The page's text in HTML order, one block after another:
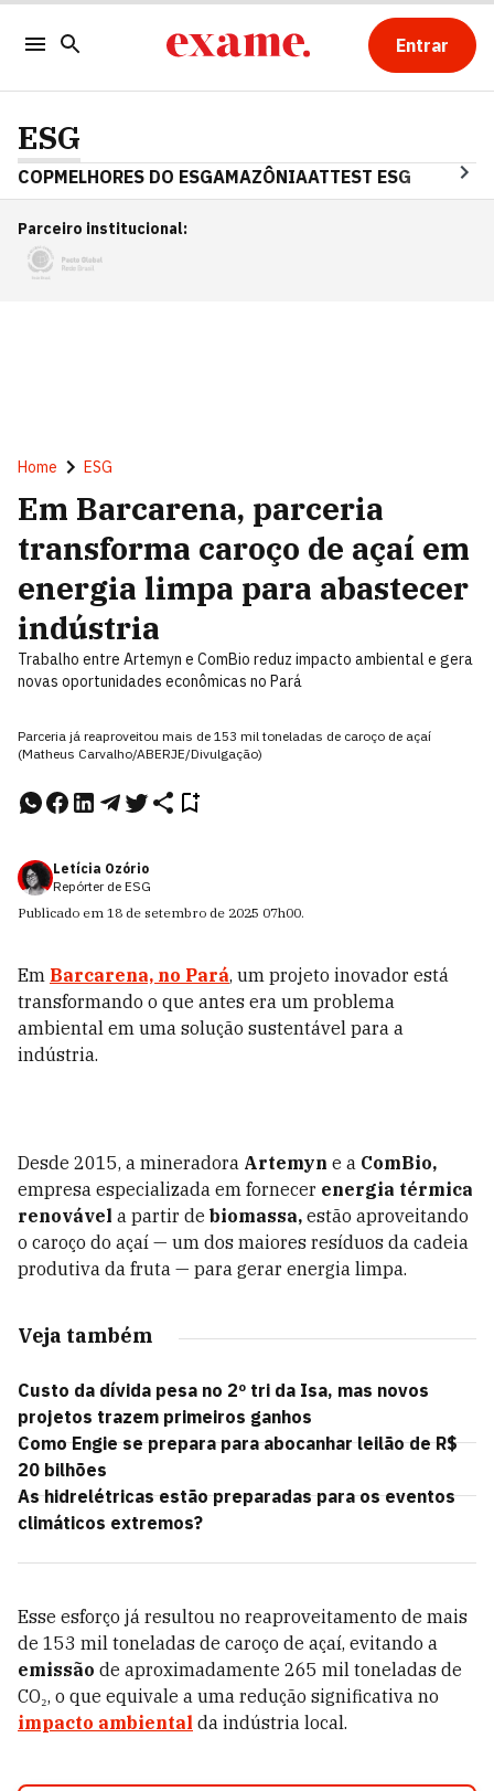
Entrar
ESG
COPMELHORES DO ESGAMAZÔNIAATTEST ESG
Parceiro institucional:
Home ESG
Em Barcarena, parceria
transforma caroço de açaí em
energia limpa para abastecer
indústria
Trabalho entre Artemyn e ComBio reduz impacto ambiental e gera
novas oportunidades econômicas no Pará
Parceria já reaproveitou mais de 153 mil toneladas de caroço de açaí
(Matheus Carvalho/ABERJE/Divulgação)
Letícia Ozório
Repórter de ESG
Publicado em 18 de setembro de 2025 07h00.
Em Barcarena, no Pará, um projeto inovador está
transformando o que antes era um problema
ambiental em uma solução sustentável para a
indústria.
Desde 2015, a mineradora Artemyn e a ComBio,
empresa especializada em fornecer energia térmica
renovável a partir de biomassa, estão aproveitando
o caroço do açaí — um dos maiores resíduos da cadeia
produtiva da fruta — para gerar energia limpa.
Veja também
Custo da dívida pesa no 2º tri da Isa, mas novos
projetos trazem primeiros ganhos
Como Engie se prepara para abocanhar leilão de R$
20 bilhões
As hidrelétricas estão preparadas para os eventos
climáticos extremos?
Esse esforço já resultou no reaproveitamento de mais
de 153 mil toneladas de caroço de açaí, evitando a
emissão de aproximadamente 265 mil toneladas de
CO₂, o que equivale a uma redução significativa no
impacto ambiental da indústria local.